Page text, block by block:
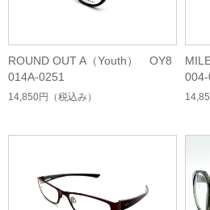
ROUND OUT A（Youth） OY8
014A-0251
14,850円 （税込み）